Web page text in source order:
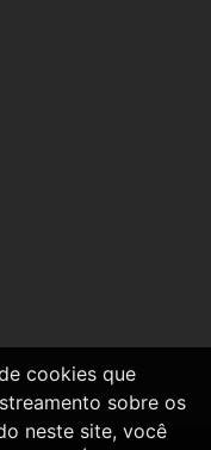
cookies que
sobre os
neste site, você